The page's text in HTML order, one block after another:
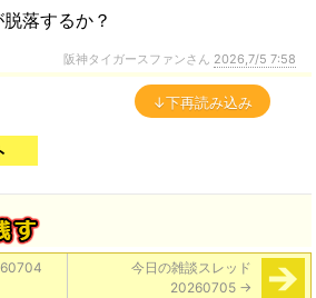
落するか？
阪神タイガースファンさん 2026,7/5 7:58
↓下再読み込み
今日の雑談スレッド
20260705 →